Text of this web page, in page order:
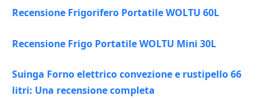
Recensione Frigorifero Portatile WOLTU 60L
Recensione Frigo Portatile WOLTU Mini 30L
Suinga Forno elettrico convezione e rustipello 66
litri: Una recensione completa